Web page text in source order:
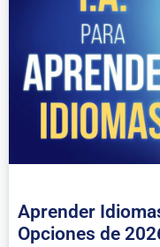
Aprender
Opciones de